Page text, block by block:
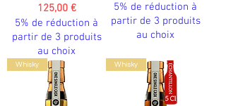
Prix
125,00 €
5% de réduction à
partir de 3 produits
au choix
5% de réduction à
partir de 3 produits
au choix
Whisky Whisky